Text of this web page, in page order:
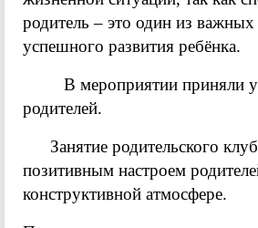
родитель – это один из важных
успешного развития ребёнка.
В мероприятии приняли
родителей.
Занятие родительского
позитивным настроем
конструктивной атмосфере.